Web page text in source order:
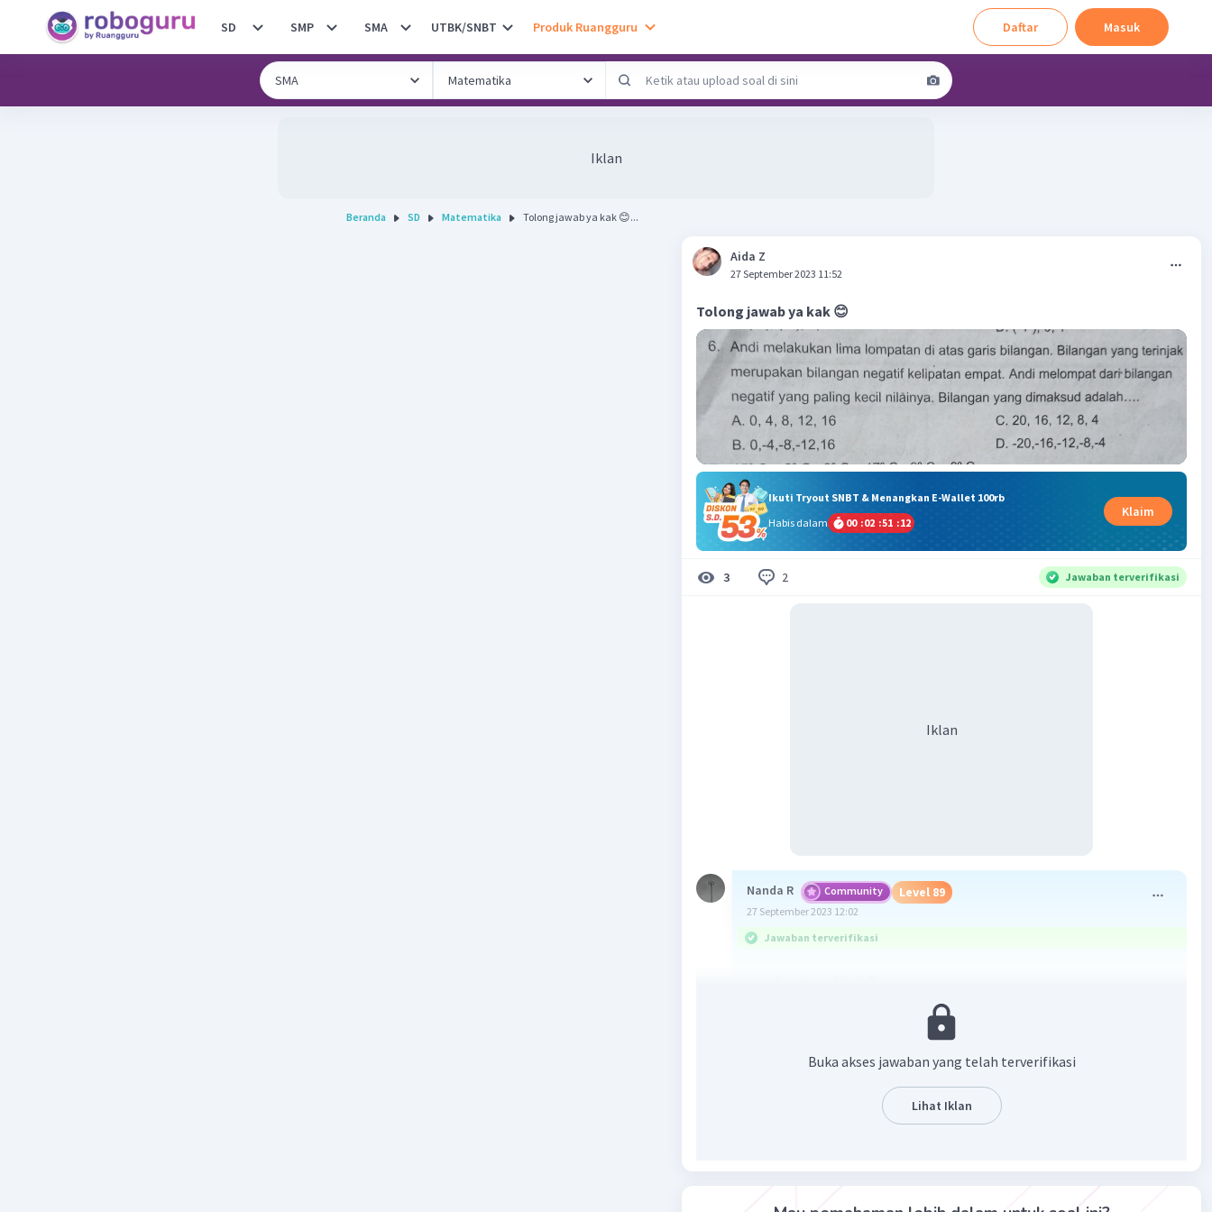
SD SMP SMA UTBK/SNBT Produk Ruangguru Daftar Masuk
Iklan
Beranda SD Matematika Tolong jawab ya kak 😊...
Aida Z
27 September 2023 11:52
Tolong jawab ya kak 😊
Ikuti Tryout SNBT & Menangkan E-Wallet 100rb
Habis dalam
00 :02 :51 :11
Klaim
3 2 Jawaban terverifikasi
Iklan
Nanda R Community Level 89
27 September 2023 12:02
Jawaban terverifikasi
karena meloncat sari bilangan negatif yang nilainya kecil dan
Balas
Jawaban terverifikasi
Buka akses jawaban yang telah terverifikasi
Lihat Iklan